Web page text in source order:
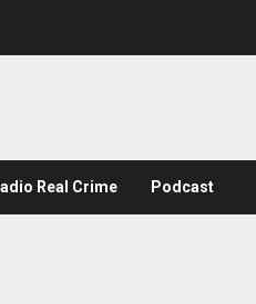
Real Crime Podcast